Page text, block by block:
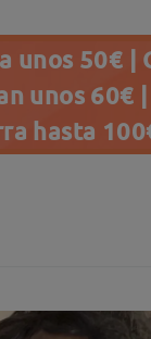
unos 50€ |
unos 60€
hasta